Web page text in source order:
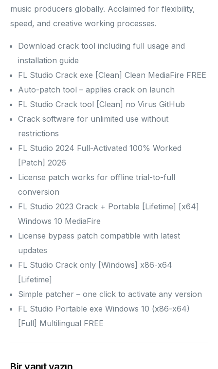
music producers globally. Acclaimed for flexibility,
speed, and creative working processes.
Download crack tool including full usage and
installation guide
FL Studio Crack exe [Clean] Clean MediaFire FREE
Auto-patch tool – applies crack on launch
FL Studio Crack tool [Clean] no Virus GitHub
Crack software for unlimited use without
restrictions
FL Studio 2024 Full-Activated 100% Worked
[Patch] 2026
License patch works for offline trial-to-full
conversion
FL Studio 2023 Crack + Portable [Lifetime] [x64]
Windows 10 MediaFire
License bypass patch compatible with latest
updates
FL Studio Crack only [Windows] x86-x64
[Lifetime]
Simple patcher – one click to activate any version
FL Studio Portable exe Windows 10 (x86-x64)
[Full] Multilingual FREE